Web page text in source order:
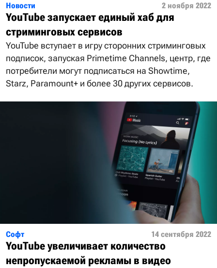
Новости 2 ноября 2022
YouTube запускает единый хаб для
стриминговых сервисов
YouTube вступает в игру сторонних стриминговых
подписок, запуская Primetime Channels, центр, где
потребители могут подписаться на Showtime,
Starz, Paramount+ и более 30 других сервисов.
Софт 14 сентября 2022
YouTube увеличивает количество
непропускаемой рекламы в видео